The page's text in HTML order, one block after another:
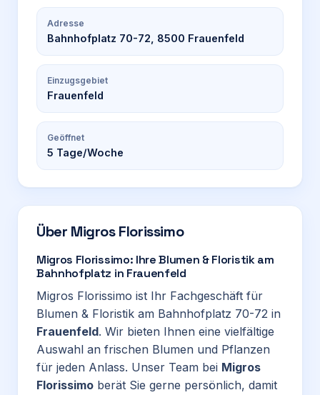
Adresse
Bahnhofplatz 70-72, 8500 Frauenfeld
Einzugsgebiet
Frauenfeld
Geöffnet
5 Tage/Woche
Über Migros Florissimo
Migros Florissimo: Ihre Blumen & Floristik am
Bahnhofplatz in Frauenfeld
Migros Florissimo ist Ihr Fachgeschäft für
Blumen & Floristik am Bahnhofplatz 70-72 in
Frauenfeld. Wir bieten Ihnen eine vielfältige
Auswahl an frischen Blumen und Pflanzen
für jeden Anlass. Unser Team bei Migros
Florissimo berät Sie gerne persönlich, damit